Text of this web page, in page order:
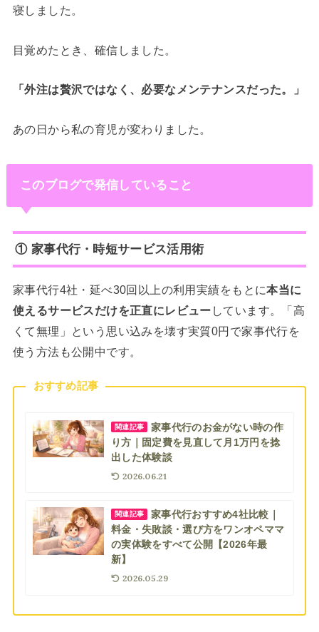
寝しました。
目覚めたとき、確信しました。
「外注は贅沢ではなく、必要なメンテナンスだった。」
あの日から私の育児が変わりました。
このブログで発信していること
① 家事代行・時短サービス活用術
家事代行4社・延べ30回以上の利用実績をもとに本当に
使えるサービスだけを正直にレビュー しています。「高
くて無理」という思い込みを壊す実質0円で家事代行を
使う方法も公開中です。
おすすめ記事
関連記事
家事代行のお金がない時の作
り方｜固定費を見直して月1万円を捻
出した体験談
2026.06.21
関連記事
家事代行おすすめ4社比較｜
料金・失敗談・選び方をワンオペママ
の実体験をすべて公開【2026年最
新】
2026.05.29